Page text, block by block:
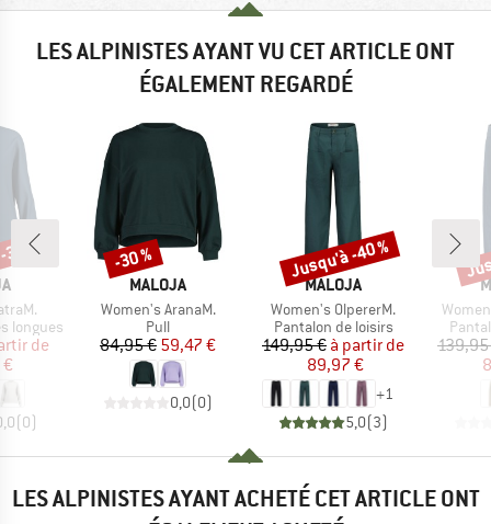
LES ALPINISTES AYANT VU CET ARTICLE ONT
ÉGALEMENT REGARDÉ
longues
réduit
de
(0)
%
MARQUE
MALOJA
Article
Women's AranaM.
Product group
Pull
Prix
84,95 €Prix réduit
59,47 €
0,0(0)
Remise
-30 %
MARQUE
MALOJA
Article
Women's OlpererM.
Product group
Pantalon de loisirs
Prix
149,95 € Prix réduit
à partir de
89,97 €
+1
5,0(3)
Remise
Jusqu'à -40 %
Article
LES ALPINISTES AYANT ACHETÉ CET ARTICLE ONT